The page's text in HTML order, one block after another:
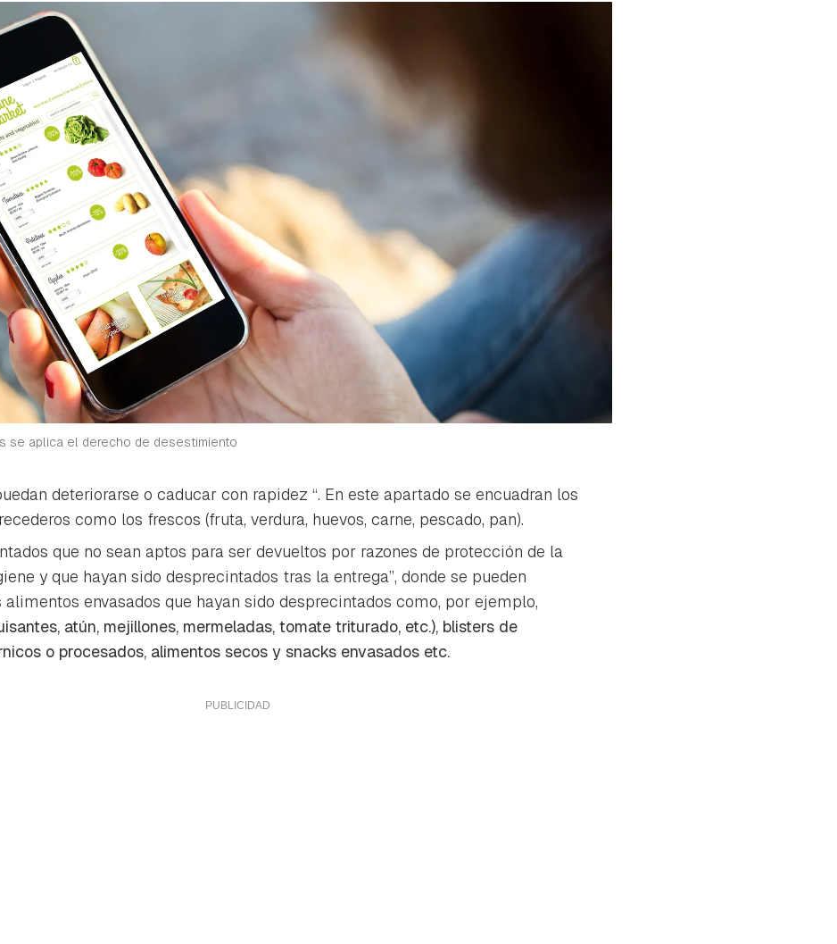
se aplica el derecho de desestimiento
deteriorarse o caducar con rapidez “. En este apartado se encuadran los
como los frescos (fruta, verdura, huevos, carne, pescado, pan).
que no sean aptos para ser devueltos por razones de protección de la
y que hayan sido desprecintados tras la entrega”, donde se pueden
alimentos envasados que hayan sido desprecintados como, por ejemplo,
atún, mejillones, mermeladas, tomate triturado, etc.), blisters de
o procesados, alimentos secos y snacks envasados etc.